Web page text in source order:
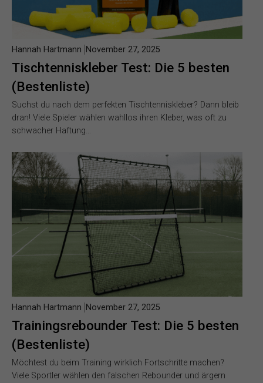
Tischtenniskleber Test: Die 5 besten
(Bestenliste)
Hannah Hartmann November 27, 2025
Suchst du nach dem perfekten Tischtenniskleber? Dann bleib
dran! Viele Spieler wählen wahllos ihren Kleber, was oft zu
schwacher Haftung…
Trainingsrebounder Test: Die 5 besten
(Bestenliste)
Hannah Hartmann November 27, 2025
Möchtest du beim Training wirklich Fortschritte machen?
Viele Sportler wählen den falschen Rebounder und ärgern